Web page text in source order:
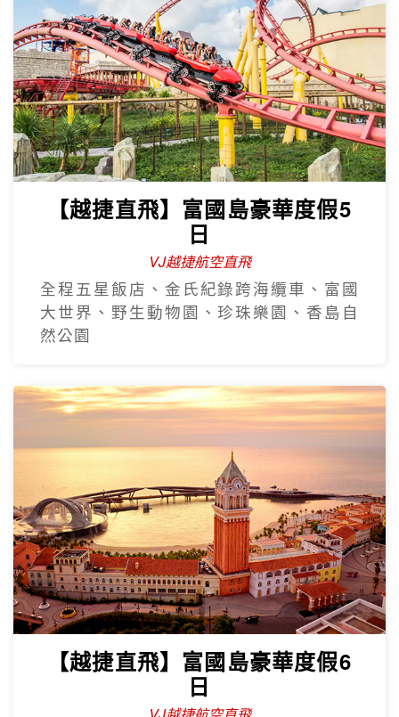
【越捷直飛】富國島豪華度假5
日
VJ越捷航空直飛
全程五星飯店、金氏紀錄跨海纜車、富國
大世界、野生動物園、珍珠樂園、香島自
然公園
【越捷直飛】富國島豪華度假6
日